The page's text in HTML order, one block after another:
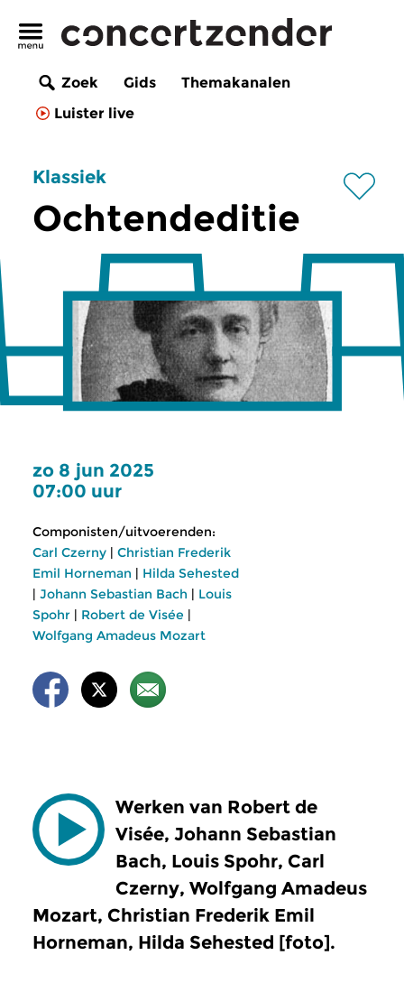
Zoek Gids
Themakanalen
Luister live
Klassiek
Ochtendeditie
zo 8 jun 2025
07:00 uur
Componisten/uitvoerenden:
Carl Czerny | Christian Frederik
Emil Horneman | Hilda Sehested
| Johann Sebastian Bach | Louis
Spohr | Robert de Visée |
Wolfgang Amadeus Mozart
Werken van Robert de
Visée, Johann Sebastian
Bach, Louis Spohr, Carl
Czerny, Wolfgang Amadeus
Mozart, Christian Frederik Emil
Horneman, Hilda Sehested [foto].